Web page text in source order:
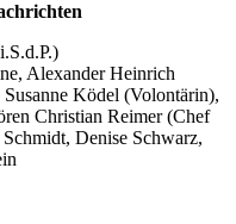
Alexander Heinrich
Susanne Ködel (Volontärin),
Christian Reimer (Chef
Denise Schwarz,